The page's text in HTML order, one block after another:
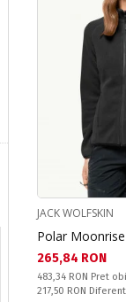
JACK WOLFSKIN
Polar
Текуща цена:
265,84 RON
Pret obisnuit:
483,34 RON Pret
Спестявате:
217,50 RON